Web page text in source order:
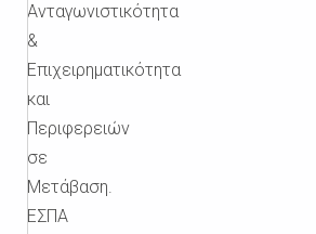
Ανταγωνιστικότητα
&
Επιχειρηματικότητα
και
Περιφερειών
σε
Μετάβαση.
ΕΣΠΑ